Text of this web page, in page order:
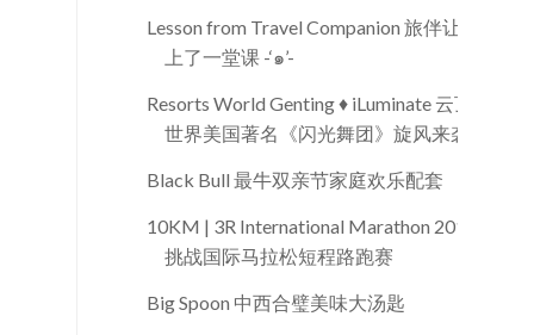
Lesson from Travel Companion 旅伴让我
上了一堂课 -‘๑’-
Resorts World Genting ♦ iLuminate 云顶
世界美国著名《闪光舞团》旋风来袭
Black Bull 最牛双亲节家庭欢乐配套
10KM | 3R International Marathon 2015
挑战国际马拉松短程路跑赛
Big Spoon 中西合璧美味大汤匙